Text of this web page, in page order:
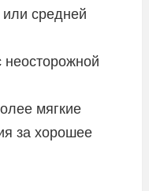
средней
неосторожной
мягкие
за хорошее